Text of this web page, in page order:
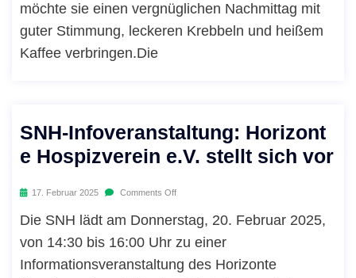
möchte sie einen vergnüglichen Nachmittag mit
guter Stimmung, leckeren Krebbeln und heißem
Kaffee verbringen.Die
SNH-Infoveranstaltung: Horizont
e Hospizverein e.V. stellt sich vor
17. Februar 2025 Comments Off
Die SNH lädt am Donnerstag, 20. Februar 2025,
von 14:30 bis 16:00 Uhr zu einer
Informationsveranstaltung des Horizonte